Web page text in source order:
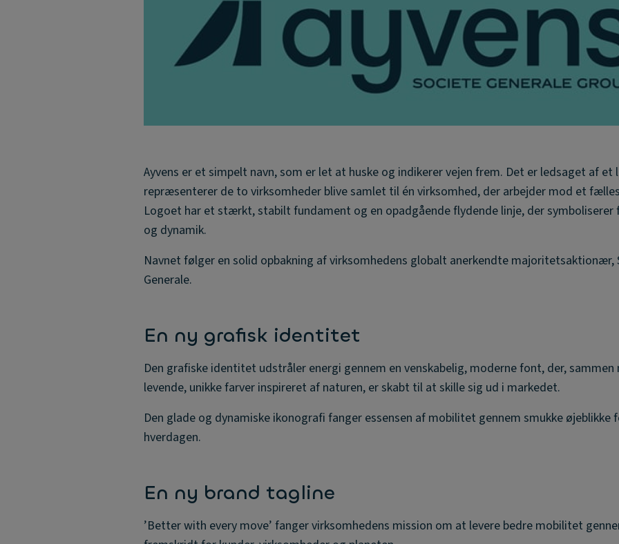
Ayvens er et simpelt navn, som er let at huske og indikerer vejen frem. Det er ledsaget af et
repræsenterer de to virksomheder blive samlet til én virksomhed, der arbejder mod et
Logoet har et stærkt, stabilt fundament og en opadgående flydende linje, der
og dynamik.
Navnet følger en solid opbakning af virksomhedens globalt anerkendte majoritetsaktionær,
Generale.
En ny grafisk identitet
Den grafiske identitet udstråler energi gennem en venskabelig, moderne font, der, sammen
levende, unikke farver inspireret af naturen, er skabt til at skille sig ud i markedet.
Den glade og dynamiske ikonografi fanger essensen af mobilitet gennem smukke øjeblikke
hverdagen.
En ny brand tagline
’Better with every move’ fanger virksomhedens mission om at levere bedre mobilitet